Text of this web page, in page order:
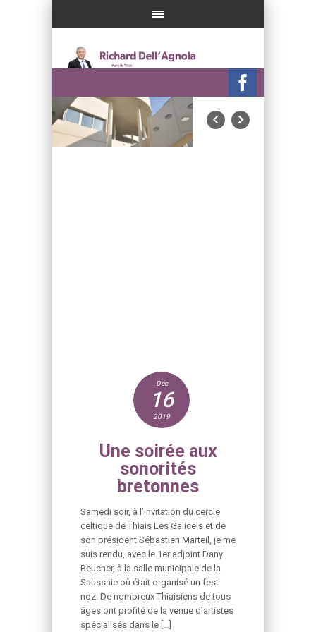
Déc
16
2019
Une soirée aux
sonorités
bretonnes
Samedi soir, à l’invitation du cercle
celtique de Thiais Les Galicels et de
son président Sébastien Marteil, je me
suis rendu, avec le 1er adjoint Dany
Beucher, à la salle municipale de la
Saussaie où était organisé un fest
noz. De nombreux Thiaisiens de tous
âges ont profité de la venue d’artistes
spécialisés dans le […]